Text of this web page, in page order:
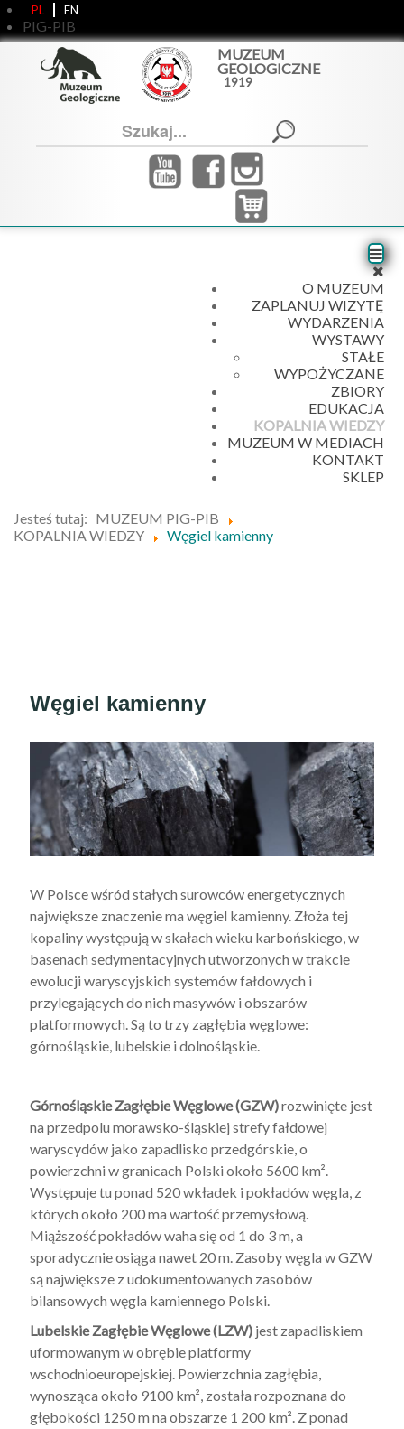
PL EN
PIG-PIB
MUZEUM
GEOLOGICZNE
1919
Szukaj...
O MUZEUM
ZAPLANUJ WIZYTĘ
WYDARZENIA
WYSTAWY
STAŁE
WYPOŻYCZANE
ZBIORY
EDUKACJA
KOPALNIA WIEDZY
MUZEUM W MEDIACH
KONTAKT
SKLEP
Jesteś tutaj: MUZEUM PIG-PIB
KOPALNIA WIEDZY
Węgiel kamienny
Węgiel kamienny
W Polsce wśród stałych surowców energetycznych
największe znaczenie ma węgiel kamienny. Złoża tej
kopaliny występują w skałach wieku karbońskiego, w
basenach sedymentacyjnych utworzonych w trakcie
ewolucji waryscyjskich systemów fałdowych i
przylegających do nich masywów i obszarów
platformowych. Są to trzy zagłębia węglowe:
górnośląskie, lubelskie i dolnośląskie.
Górnośląskie Zagłębie Węglowe (GZW)rozwinięte jest
na przedpolu morawsko-śląskiej strefy fałdowej
waryscydów jako zapadlisko przedgórskie, o
powierzchni w granicach Polski około 5600 km².
Występuje tu ponad 520 wkładek i pokładów węgla, z
których około 200 ma wartość przemysłową.
Miąższość pokładów waha się od 1 do 3 m, a
sporadycznie osiąga nawet 20 m. Zasoby węgla w GZW
są największe z udokumentowanych zasobów
bilansowych węgla kamiennego Polski.
Lubelskie Zagłębie Węglowe (LZW) jest zapadliskiem
uformowanym w obrębie platformy
wschodnioeuropejskiej. Powierzchnia zagłębia,
wynosząca około 9100 km², została rozpoznana do
głębokości 1250 m na obszarze 1 200 km². Z ponad